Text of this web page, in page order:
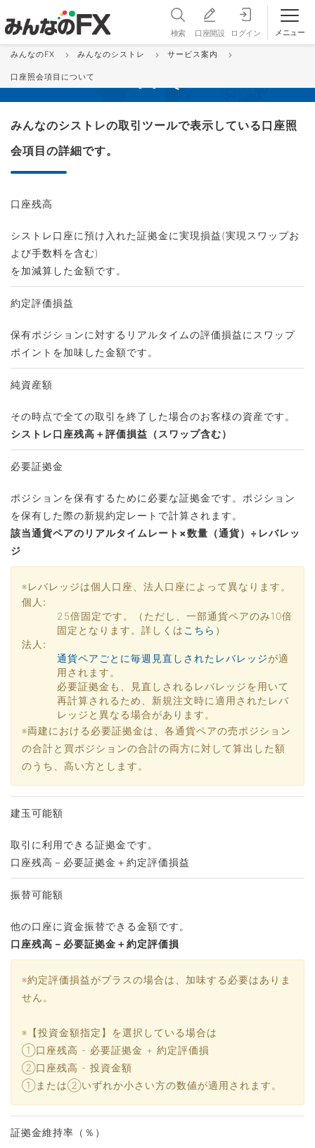
検索 口座開設 ログイン メニュー
みんなのシストレの口座照会項目に
みんなのFX みんなのシストレ サービス案内
口座照会項目について
みんなのシストレの取引ツールで表示している口座照
会項目の詳細です。
口座残高
シストレ口座に預け入れた証拠金に実現損益(実現スワップお
よび手数料を含む)
を加減算した金額です。
約定評価損益
保有ポジションに対するリアルタイムの評価損益にスワップ
ポイントを加味した金額です。
純資産額
その時点で全ての取引を終了した場合のお客様の資産です。
シストレ口座残高＋評価損益（スワップ含む）
必要証拠金
ポジションを保有するために必要な証拠⾦です。ポジション
を保有した際の新規約定レートで計算されます。
該当通貨ペアのリアルタイムレート×数量（通貨）÷レバレッ
ジ
※レバレッジは個人口座、法人口座によって異なります。
個人:
25倍固定です。（ただし、一部通貨ペアのみ10倍
固定となります。詳しくは こちら ）
法人:
通貨ペアごとに毎週見直しされたレバレッジが適
用されます。
必要証拠金も、見直しされるレバレッジを用いて
再計算されるため、新規注文時に適用されたレバ
レッジと異なる場合があります。
※両建における必要証拠金は、各通貨ペアの売ポジション
の合計と買ポジションの合計の両方に対して算出した額
のうち、高い方とします。
建玉可能額
取引に利用できる証拠金です。
口座残高－必要証拠金＋約定評価損益
振替可能額
他の口座に資金振替できる金額です。
口座残高－必要証拠金＋約定評価損
※約定評価損益がプラスの場合は、加味する必要はありま
せん。
※【投資金額指定】を選択している場合は
①口座残高 - 必要証拠金 + 約定評価損
②口座残高 - 投資金額
①または②いずれか小さい方の数値が適用されます。
証拠金維持率（％）